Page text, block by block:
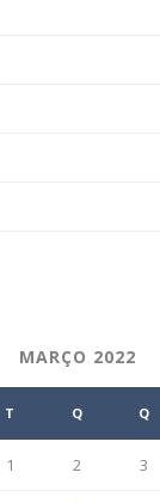
MARÇO 2022
T Q Q
1 2 3